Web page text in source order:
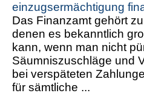
einzugsermächtigung
Das Finanzamt gehört
denen es bekanntlich
kann, wenn man nicht
Säumniszuschläge und
bei verspäteten
für sämtliche ...